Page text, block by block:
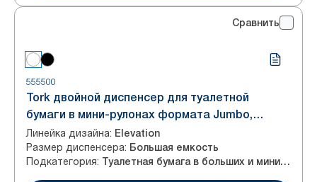
Сравнить
555500
Tork двойной диспенсер для туалетной
бумаги в мини-рулонах формата Jumbo,
белый, система T2
Линейка дизайна: Elevation
Размер диспенсера: Большая емкость
Подкатегория: Туалетная бумага в больших и мини-рулонах